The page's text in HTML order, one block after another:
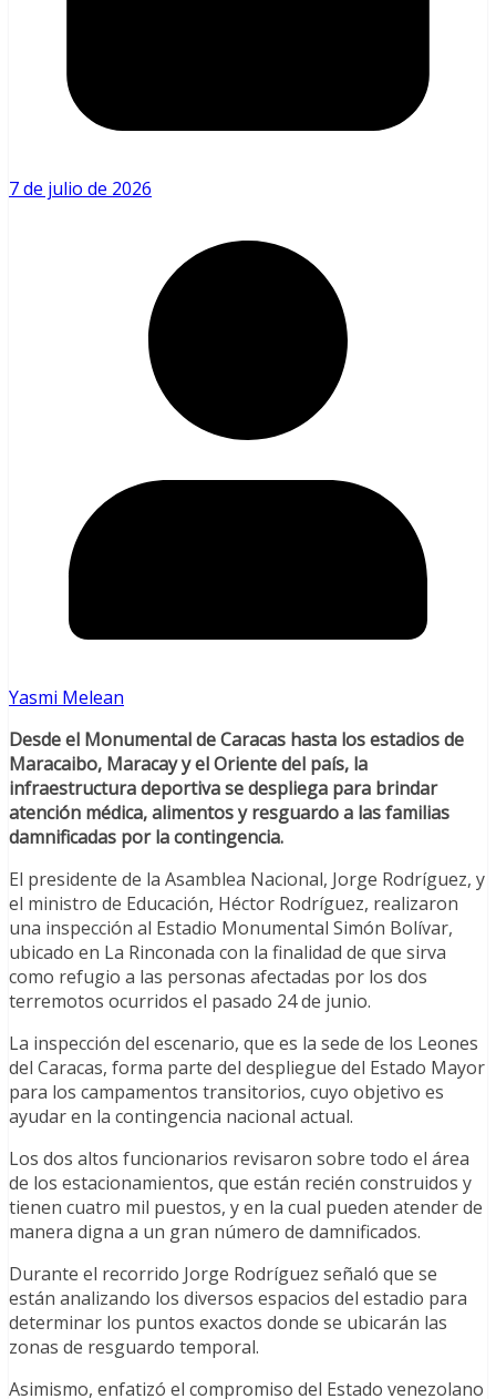
7 de julio de 2026
Yasmi Melean
Desde el Monumental de Caracas hasta los estadios de
Maracaibo, Maracay y el Oriente del país, la
infraestructura deportiva se despliega para brindar
atención médica, alimentos y resguardo a las familias
damnificadas por la contingencia.
El presidente de la Asamblea Nacional, Jorge Rodríguez, y
el ministro de Educación, Héctor Rodríguez, realizaron
una inspección al Estadio Monumental Simón Bolívar,
ubicado en La Rinconada con la finalidad de que sirva
como refugio a las personas afectadas por los dos
terremotos ocurridos el pasado 24 de junio.
La inspección del escenario, que es la sede de los Leones
del Caracas, forma parte del despliegue del Estado Mayor
para los campamentos transitorios, cuyo objetivo es
ayudar en la contingencia nacional actual.
Los dos altos funcionarios revisaron sobre todo el área
de los estacionamientos, que están recién construidos y
tienen cuatro mil puestos, y en la cual pueden atender de
manera digna a un gran número de damnificados.
Durante el recorrido Jorge Rodríguez señaló que se
están analizando los diversos espacios del estadio para
determinar los puntos exactos donde se ubicarán las
zonas de resguardo temporal.
Asimismo, enfatizó el compromiso del Estado venezolano